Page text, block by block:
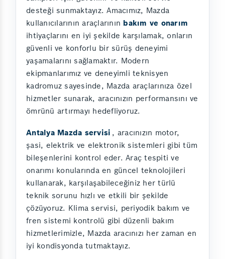
desteği sunmaktayız. Amacımız, Mazda
kullanıcılarının araçlarının bakım ve onarım
ihtiyaçlarını en iyi şekilde karşılamak, onların
güvenli ve konforlu bir sürüş deneyimi
yaşamalarını sağlamaktır. Modern
ekipmanlarımız ve deneyimli teknisyen
kadromuz sayesinde, Mazda araçlarınıza özel
hizmetler sunarak, aracınızın performansını ve
ömrünü artırmayı hedefliyoruz.
Antalya Mazda servisi , aracınızın motor,
şasi, elektrik ve elektronik sistemleri gibi tüm
bileşenlerini kontrol eder. Araç tespiti ve
onarımı konularında en güncel teknolojileri
kullanarak, karşılaşabileceğiniz her türlü
teknik sorunu hızlı ve etkili bir şekilde
çözüyoruz. Klima servisi, periyodik bakım ve
fren sistemi kontrolü gibi düzenli bakım
hizmetlerimizle, Mazda aracınızı her zaman en
iyi kondisyonda tutmaktayız.